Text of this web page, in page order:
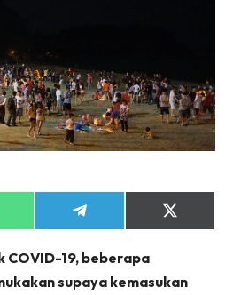
Share
on
Share
on
COVID-19, beberapa
supaya kemasukan